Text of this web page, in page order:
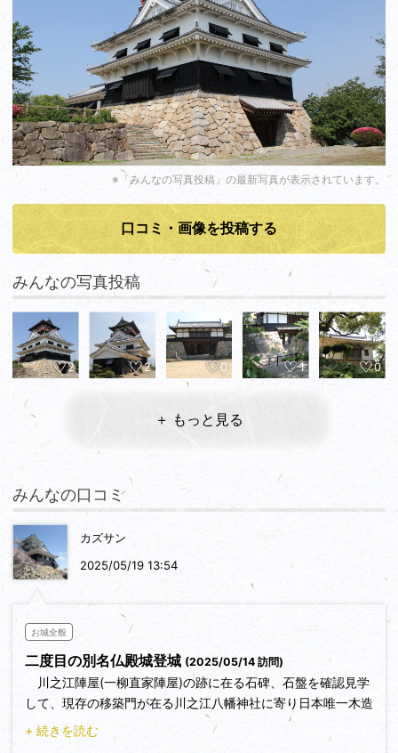
※「みんなの写真投稿」の最新写真が表示されています。
口コミ・画像を投稿する
みんなの写真投稿
2 2 0 1 0
＋ もっと見る
みんなの口コミ
カズサン
2025/05/19 13:54
お城全般
二度目の別名仏殿城登城 (2025/05/14 訪問)
川之江陣屋(一柳直家陣屋)の跡に在る石碑、石盤を確認見学
して、現存の移築門が在る川之江八幡神社に寄り日本唯一木造
二階建陣屋表門を初探訪観察し拾数年来の願いが叶い大満足。
此処まで来ると途中の走行で城山の模擬天守が見え隠れして
+ 続きを読む